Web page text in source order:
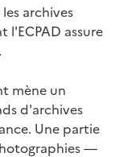
archives
assure
mène un
d'archives
Une partie
—